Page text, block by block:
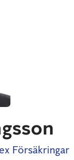
Försäkringar